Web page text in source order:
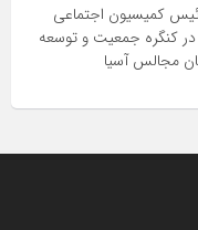
کمیسیون اجتماعى
کنگره جمعیت و توسعه
مجالس آسیا